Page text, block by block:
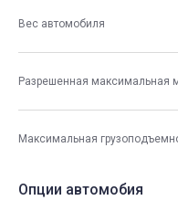
Вес автомобиля
Разрешенная максимальная
Максимальная
Опции автомобия